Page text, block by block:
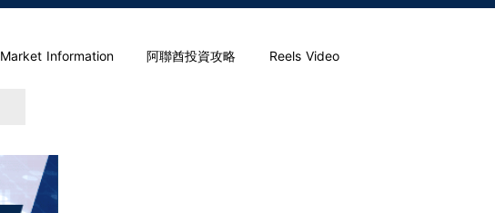
Market Information 阿聯酋投資攻略 Reels Video